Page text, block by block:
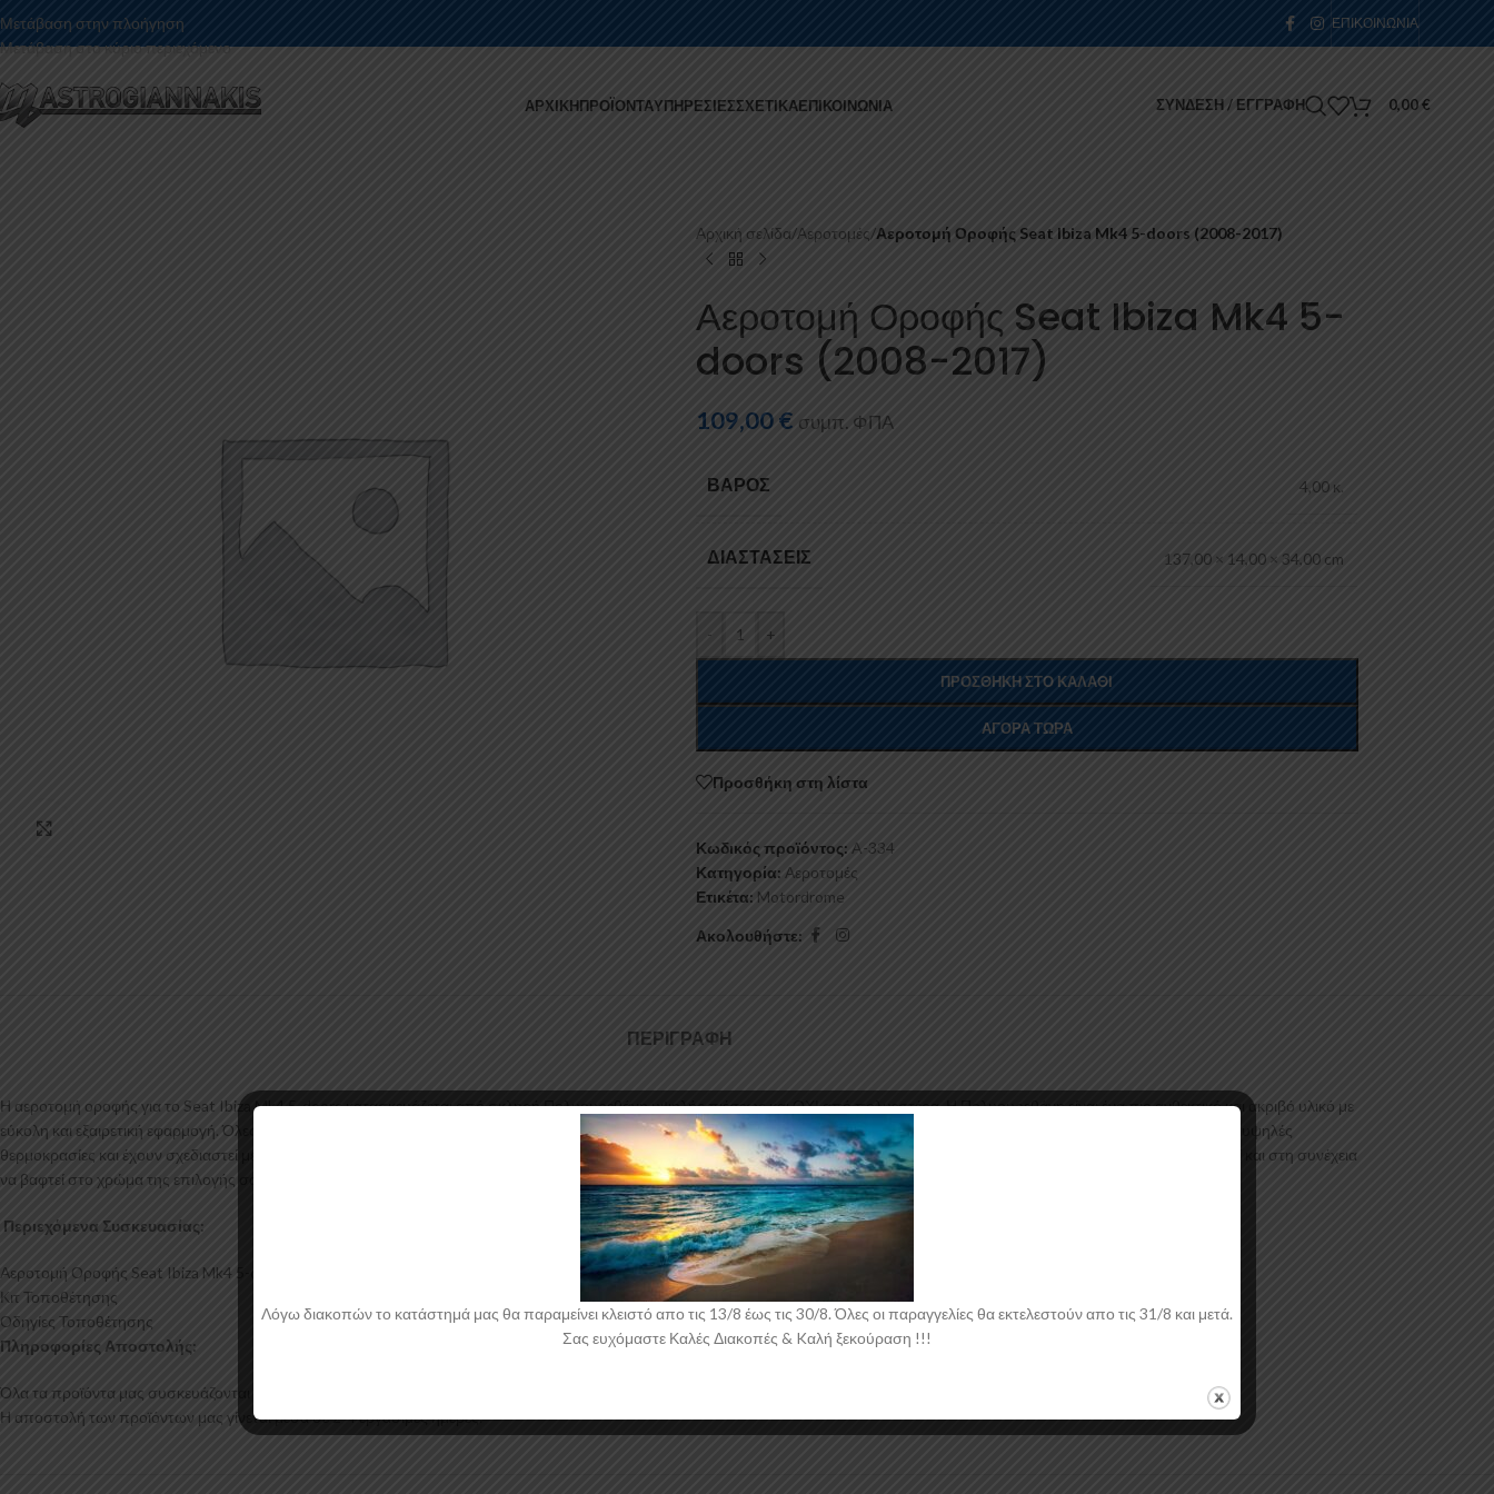
Μετάβαση στην πλοήγηση
Μετάβαση στο κύριο περιεχόμενο
ΕΠΙΚΟΙΝΩΝΊΑ
ΑΡΧΙΚΉΠΡΟΪΌΝΤΑΥΠΗΡΕΣΊΕΣΣΧΕΤΙΚΆΕΠΙΚΟΙΝΩΝΊΑ ΣΎΝΔΕΣΗ / ΕΓΓΡΑΦΉ 0,00€
Αρχική σελίδα/Αεροτομές/Αεροτομή Οροφής Seat Ibiza Mk4 5-doors (2008-2017)
Αεροτομή Οροφής Seat Ibiza Mk4 5-
doors (2008-2017)
109,00€ συμπ. ΦΠΑ
ΒΆΡΟΣ 4,00 κ.
ΔΙΑΣΤΆΣΕΙΣ 137,00 × 14,00 × 34,00 cm
- +
ΠΡΟΣΘΉΚΗ ΣΤΟ ΚΑΛΆΘΙ
ΑΓΟΡΆ ΤΏΡΑ
Προσθήκη στη λίστα
Κωδικός προϊόντος: A-334
Κατηγορία: Αεροτομές
Ετικέτα: Motordrome
Ακολουθήστε:
ΠΕΡΙΓΡΑΦΉ
Η αεροτομή οροφής για το Seat Ibiza Mk4 5-doors κατασκευάζεται από σκληρή Πολυουρεθάνη υψηλής πιέσεως και ΟΧΙ από πολυεστέρα. Η Πολυουρεθάνη είναι ένα πιο ανθεκτικό και ακριβό υλικό με
εύκολη και εξαιρετική εφαρμογή. Όλες οι αεροτομές παράγονται σε καλούπια αλουμινίου για αυξημένη ποιότητα και αντοχή στη μαζική παραγωγή. Είναι ελεγμένα για ανθεκτικότητα σε υψηλές
θερμοκρασίες και έχουν σχεδιαστεί με την καλύτερη λεπτομέρεια. Η αεροτομή οροφής για το Seat Ibiza Mk4 5-doors έρχεται στο χρώμα του υλικού. Το προϊόν θα πρέπει να ασταρωθεί και στη συνέχεια
να βαφτεί στο χρώμα της επιλογής σας.
Περιεχόμενα Συσκευασίας:
Αεροτομή Οροφής Seat Ibiza Mk4 5-doors
Κιτ Τοποθέτησης
Οδηγίες Τοποθέτησης
Πληροφορίες Αποστολής:
Όλα τα προϊόντα μας συσκευάζονται και αποστέλλονται με προστατευτικό νάιλον μέσα στο κουτί τους για μεγαλύτερη ασφάλεια κατά την αποστολή.
Η αποστολή των προϊόντων μας γίνεται μέσα σε 2-4 εργάσιμες ημέρες.
Λόγω διακοπών το κατάστημά μας θα παραμείνει κλειστό απο τις 13/8 έως τις 30/8. Όλες οι παραγγελίες θα εκτελεστούν απο τις 31/8 και μετά.
Σας ευχόμαστε Καλές Διακοπές & Kαλή ξεκούραση !!!